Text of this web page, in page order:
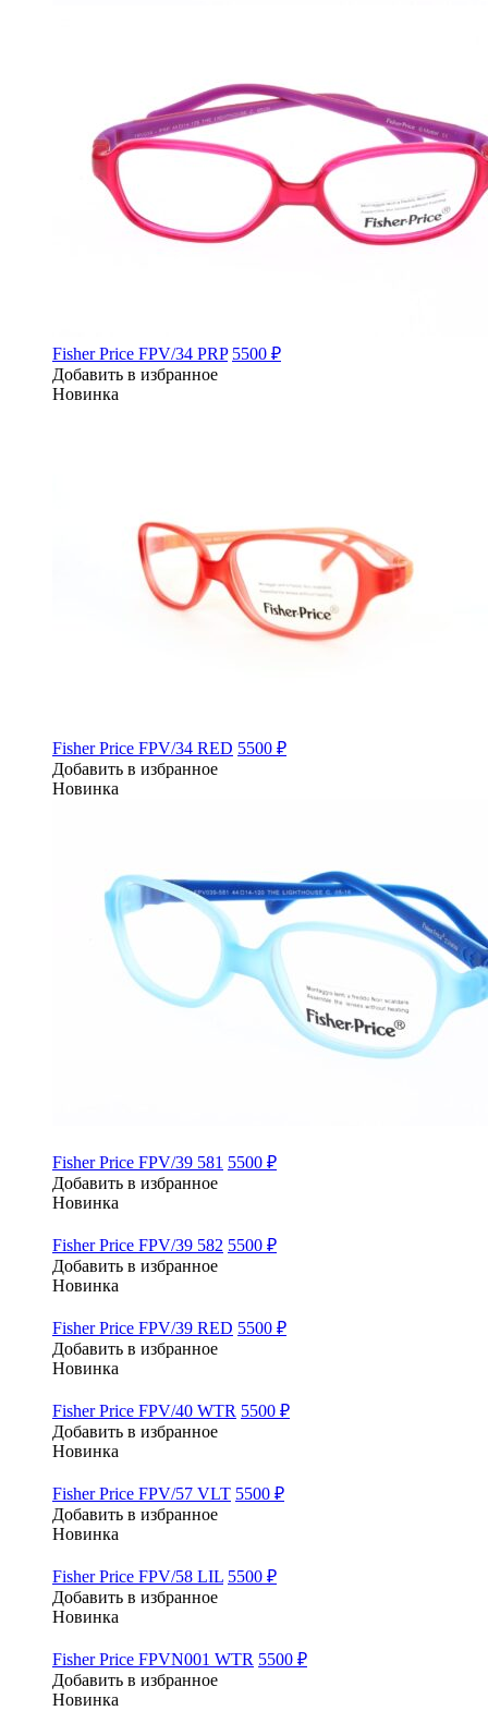
Fisher Price FPV/34 PRP 5500 ₽
Добавить в избранное
Новинка
Fisher Price FPV/34 RED 5500 ₽
Добавить в избранное
Новинка
Fisher Price FPV/39 581 5500 ₽
Добавить в избранное
Новинка
Fisher Price FPV/39 582 5500 ₽
Добавить в избранное
Новинка
Fisher Price FPV/39 RED 5500 ₽
Добавить в избранное
Новинка
Fisher Price FPV/40 WTR 5500 ₽
Добавить в избранное
Новинка
Fisher Price FPV/57 VLT 5500 ₽
Добавить в избранное
Новинка
Fisher Price FPV/58 LIL 5500 ₽
Добавить в избранное
Новинка
Fisher Price FPVN001 WTR 5500 ₽
Добавить в избранное
Новинка